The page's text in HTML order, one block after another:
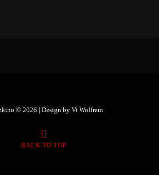
© 2026 | Design by Vi Wolfram
BACK TO TOP